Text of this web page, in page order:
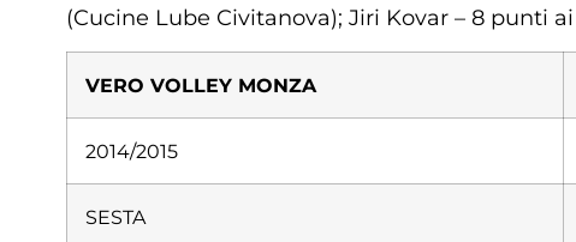
(Cucine Lube Civitanova); Jiri Kovar – 8 punti
VERO VOLLEY MONZA
2014/2015
SESTA